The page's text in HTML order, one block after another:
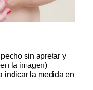
sin apretar y
la imagen)
indicar la medida en